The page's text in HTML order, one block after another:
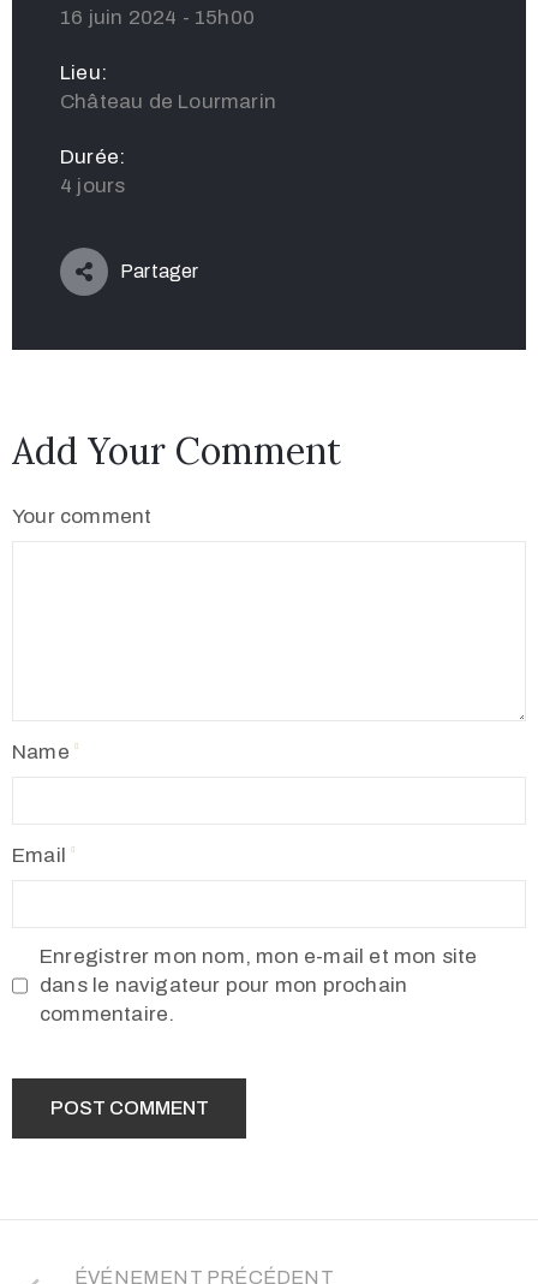
16 juin 2024 - 15h00
Lieu:
Château de Lourmarin
Durée:
4 jours
Partager
Add Your Comment
Your comment
Name
Email
Enregistrer mon nom, mon e-mail et mon site
dans le navigateur pour mon prochain
commentaire.
ÉVÉNEMENT PRÉCÉDENT